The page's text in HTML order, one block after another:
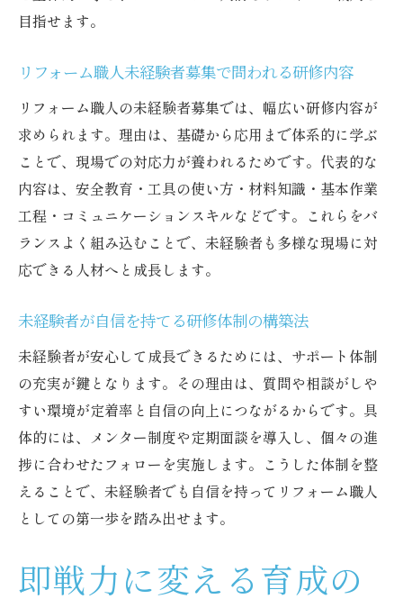
目指せます。
リフォーム職人未経験者募集で問われる研修内容
リフォーム職人の未経験者募集では、幅広い研修内容が
求められます。理由は、基礎から応用まで体系的に学ぶ
ことで、現場での対応力が養われるためです。代表的な
内容は、安全教育・工具の使い方・材料知識・基本作業
工程・コミュニケーションスキルなどです。これらをバ
ランスよく組み込むことで、未経験者も多様な現場に対
応できる人材へと成長します。
未経験者が自信を持てる研修体制の構築法
未経験者が安心して成長できるためには、サポート体制
の充実が鍵となります。その理由は、質問や相談がしや
すい環境が定着率と自信の向上につながるからです。具
体的には、メンター制度や定期面談を導入し、個々の進
捗に合わせたフォローを実施します。こうした体制を整
えることで、未経験者でも自信を持ってリフォーム職人
としての第一歩を踏み出せます。
即戦力に変える育成の